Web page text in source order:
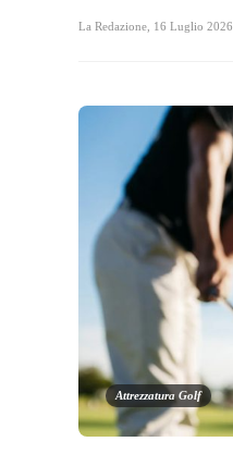
La Redazione 16 Luglio 2026
Attrezzatura Golf